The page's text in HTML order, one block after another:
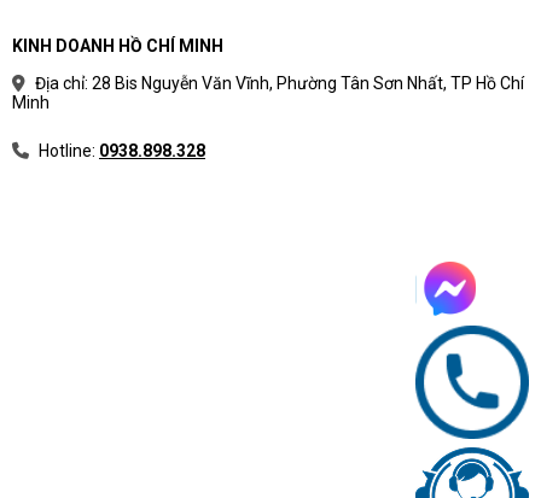
KINH DOANH HỒ CHÍ MINH
Địa chỉ: 28 Bis Nguyễn Văn Vĩnh, Phường Tân Sơn Nhất, TP Hồ Chí
Minh
Hotline: 0938.898.328